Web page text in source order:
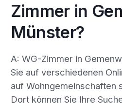
Zimmer in
Münster?
A: WG-Zimmer in
Sie auf verschiedenen
auf Wohngemeinschaften
Dort können Sie Ihre